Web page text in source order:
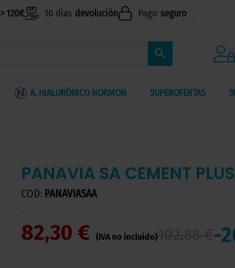
> 120€ 10 días devolución Pago seguro
search
A. HIALURÓNICO NORMON SUPEROFERTAS
PANAVIA SA CEMENT PLUS
COD: PANAVIASAA
82,30 € (IVA no incluido) -